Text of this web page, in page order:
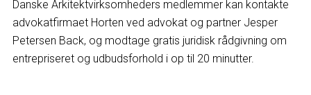
Danske Arkitektvirksomheders medlemmer kan kontakte
advokatfirmaet Horten ved advokat og partner Jesper
Petersen Back, og modtage gratis juridisk rådgivning om
entrepriseret og udbudsforhold i op til 20 minutter.